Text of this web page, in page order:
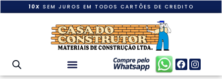
10X SEM JUROS EM TODOS CARTÕES DE CREDITO